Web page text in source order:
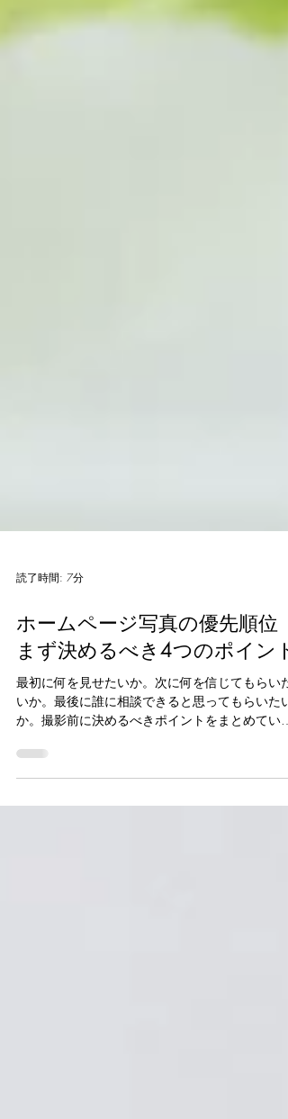
読了時間: 7分
ホームページ写真の優先順位
まず決めるべき4つのポイント
最初に何を見せたいか。次に何を信じてもらいた
か。撮影前に決めるべきポイントをまとめていま
す。